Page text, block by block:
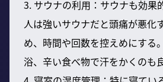
3. サウナの利用：サウナも効果
人は強いサウナだと頭痛が悪化
め、時間や回数を控えめにする
浴、辛い食べ物で汗をかくのも